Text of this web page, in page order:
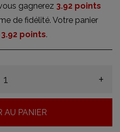
gagnerez 3.92 points
de fidélité. Votre panier
3.92 points.
+
AU PANIER